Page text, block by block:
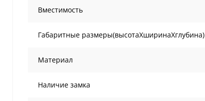
Вместимость
Габаритные размеры(высотаХширинаХглубина)
Материал
Наличие замка